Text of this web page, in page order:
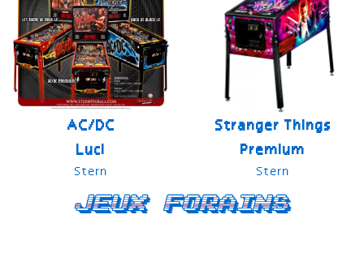
AC/DC
Luci
Stern
Stranger Things
Premium
Stern
Jeux forains